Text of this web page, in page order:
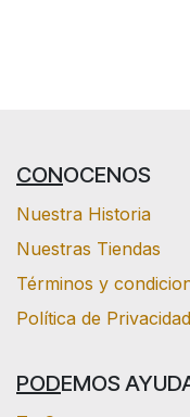
CONOCENOS
Nuestra Historia
Nuestras Tiendas
Términos y
Política de Privacidad
PODEMOS